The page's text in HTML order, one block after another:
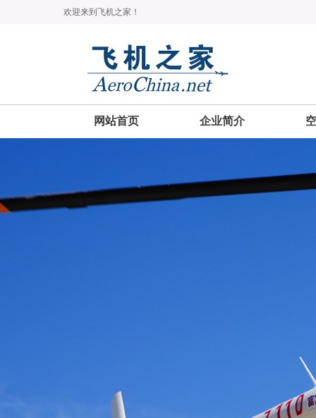
欢迎来到飞机之家！
网站首页 企业简介